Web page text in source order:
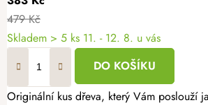
479 Kč
Skladem > 5 ks 11. - 12. 8. u vás
DO KOŠÍKU
Originální kus dřeva, který Vám poslouží